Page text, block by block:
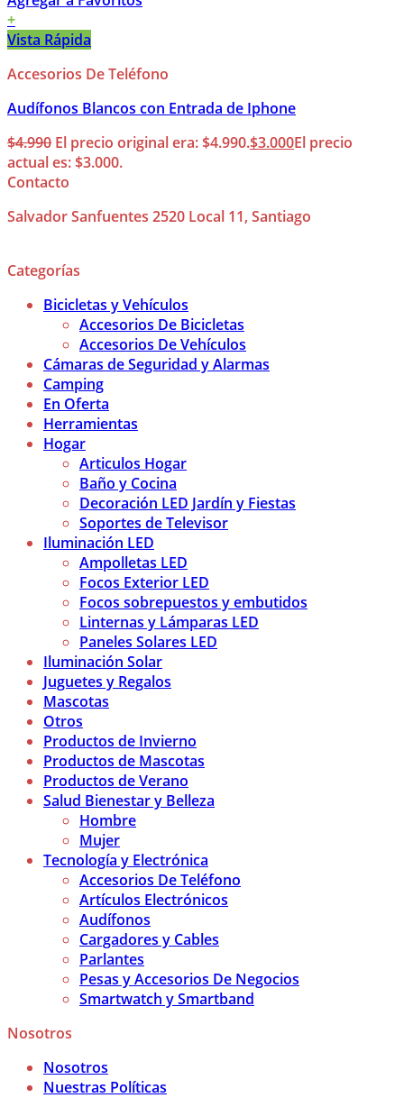
+
Vista Rápida
Accesorios De Teléfono
Audífonos Blancos con Entrada de Iphone
$4.990 El precio original era: $4.990.$3.000El precio
actual es: $3.000.
Contacto
Salvador Sanfuentes 2520 Local 11, Santiago
Categorías
Bicicletas y Vehículos
Accesorios De Bicicletas
Accesorios De Vehículos
Cámaras de Seguridad y Alarmas
Camping
En Oferta
Herramientas
Hogar
Articulos Hogar
Baño y Cocina
Decoración LED Jardín y Fiestas
Soportes de Televisor
Iluminación LED
Ampolletas LED
Focos Exterior LED
Focos sobrepuestos y embutidos
Linternas y Lámparas LED
Paneles Solares LED
Iluminación Solar
Juguetes y Regalos
Mascotas
Otros
Productos de Invierno
Productos de Mascotas
Productos de Verano
Salud Bienestar y Belleza
Hombre
Mujer
Tecnología y Electrónica
Accesorios De Teléfono
Artículos Electrónicos
Audífonos
Cargadores y Cables
Parlantes
Pesas y Accesorios De Negocios
Smartwatch y Smartband
Nosotros
Nosotros
Nuestras Políticas